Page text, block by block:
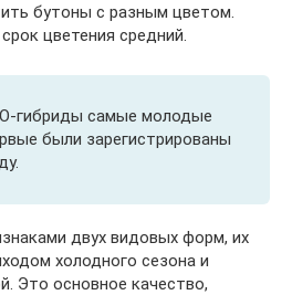
бутоны с разным цветом.
цветения средний.
гибриды самые молодые
были зарегистрированы
двух видовых форм, их
холодного сезона и
Это основное качество,